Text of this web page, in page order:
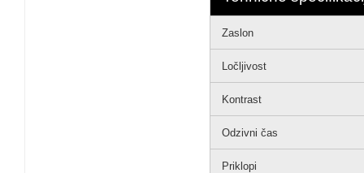
Zaslon
Ločljivost
Kontrast
Odzivni čas
Priklopi